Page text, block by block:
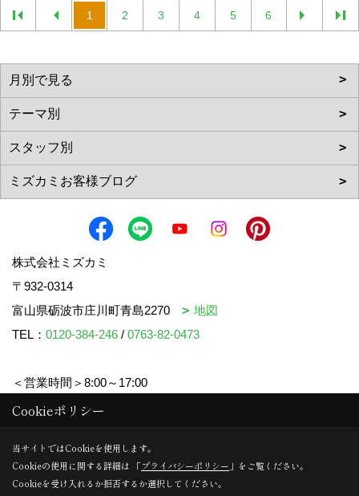
1 2 3 4 5 6
株式会社ミズカミ
〒932-0314
富山県砺波市庄川町青島2270
地図
TEL： 0120-384-246 / 0763-82-0473
＜営業時間＞8:00～17:00
＜定休日＞水曜日・祝日
Copyright (c) mizukami. All Rights Reserved.
Cookieポリシー
当サイトではCookieを使用します。
Cookieの使用に関する詳細は 「プライバシーポリシー 」をご覧ください。
Cookieを受け入れるか拒否するか選択してください。